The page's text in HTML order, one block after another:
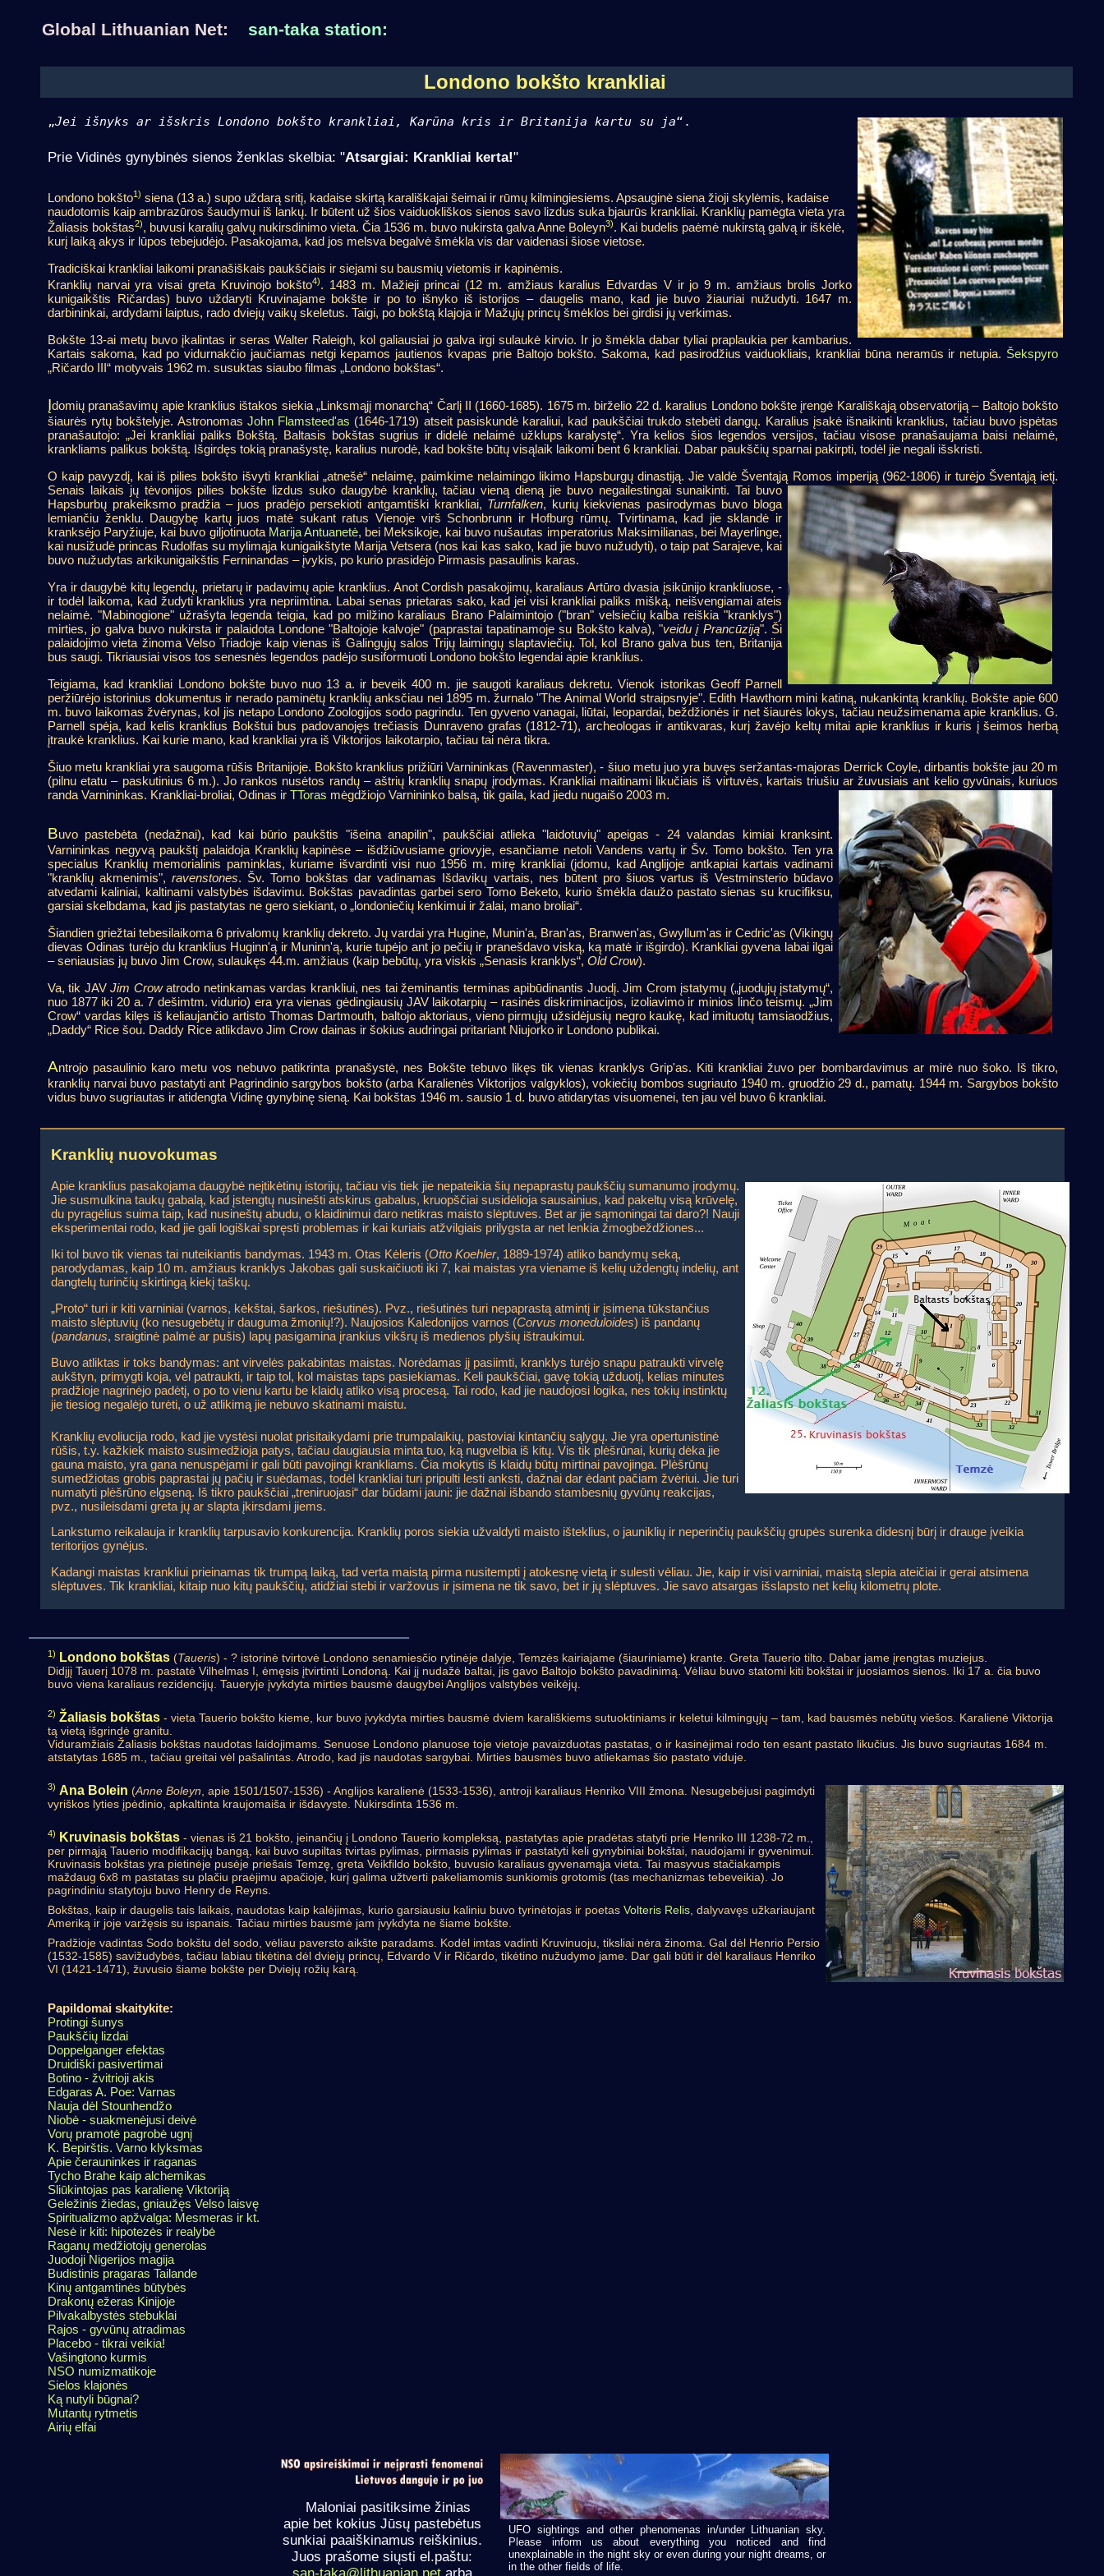
Global Lithuanian Net: san-taka station:
Londono bokšto krankliai
„Jei išnyks ar išskris Londono bokšto krankliai, Karūna kris ir Britanija kartu su ja“.
Prie Vidinės gynybinės sienos ženklas skelbia: "Atsargiai: Krankliai kerta!"
Londono bokšto1) siena (13 a.) supo uždarą sritį, kadaise skirtą karališkajai šeimai ir rūmų kilmingiesiems. Apsauginė siena žioji skylėmis, kadaise
naudotomis kaip ambrazūros šaudymui iš lankų. Ir būtent už šios vaiduokliškos sienos savo lizdus suka bjaurūs krankliai. Kranklių pamėgta vieta yra
Žaliasis bokštas2), buvusi karalių galvų nukirsdinimo vieta. Čia 1536 m. buvo nukirsta galva Anne Boleyn3). Kai budelis paėmė nukirstą galvą ir iškėlė,
kurį laiką akys ir lūpos tebejudėjo. Pasakojama, kad jos melsva begalvė šmėkla vis dar vaidenasi šiose vietose.
Tradiciškai krankliai laikomi pranašiškais paukščiais ir siejami su bausmių vietomis ir kapinėmis.
Kranklių narvai yra visai greta Kruvinojo bokšto4). 1483 m. Mažieji princai (12 m. amžiaus karalius Edvardas V ir jo 9 m. amžiaus brolis Jorko
kunigaikštis Ričardas) buvo uždaryti Kruvinajame bokšte ir po to išnyko iš istorijos – daugelis mano, kad jie buvo žiauriai nužudyti. 1647 m.
darbininkai, ardydami laiptus, rado dviejų vaikų skeletus. Taigi, po bokštą klajoja ir Mažųjų princų šmėklos bei girdisi jų verkimas.
Bokšte 13-ai metų buvo įkalintas ir seras Walter Raleigh, kol galiausiai jo galva irgi sulaukė kirvio. Ir jo šmėkla dabar tyliai praplaukia per kambarius.
Kartais sakoma, kad po vidurnakčio jaučiamas netgi kepamos jautienos kvapas prie Baltojo bokšto. Sakoma, kad pasirodžius vaiduokliais, krankliai būna neramūs ir netupia. Šekspyro
„Ričardo III“ motyvais 1962 m. susuktas siaubo filmas „Londono bokštas“.
Įdomių pranašavimų apie kranklius ištakos siekia „Linksmąjį monarchą“ Čarlį II (1660-1685). 1675 m. birželio 22 d. karalius Londono bokšte įrengė Karališkąją observatoriją – Baltojo bokšto
šiaurės rytų bokštelyje. Astronomas John Flamsteed'as (1646-1719) atseit pasiskundė karaliui, kad paukščiai trukdo stebėti dangų. Karalius įsakė išnaikinti kranklius, tačiau buvo įspėtas
pranašautojo: „Jei krankliai paliks Bokštą. Baltasis bokštas sugrius ir didelė nelaimė užklups karalystę“. Yra kelios šios legendos versijos, tačiau visose pranašaujama baisi nelaimė,
krankliams palikus bokštą. Išgirdęs tokią pranašystę, karalius nurodė, kad bokšte būtų visąlaik laikomi bent 6 krankliai. Dabar paukščių sparnai pakirpti, todėl jie negali išskristi.
O kaip pavyzdį, kai iš pilies bokšto išvyti krankliai „atnešė“ nelaimę, paimkime nelaimingo likimo Hapsburgų dinastiją. Jie valdė Šventąją Romos imperiją (962-1806) ir turėjo Šventąją ietį.
Senais laikais jų tėvonijos pilies bokšte lizdus suko daugybė kranklių, tačiau vieną dieną jie buvo negailestingai sunaikinti. Tai buvo
Hapsburbų prakeiksmo pradžia – juos pradėjo persekioti antgamtiški krankliai, Turnfalken, kurių kiekvienas pasirodymas buvo bloga
lemiančiu ženklu. Daugybę kartų juos matė sukant ratus Vienoje virš Schonbrunn ir Hofburg rūmų. Tvirtinama, kad jie sklandė ir
kranksėjo Paryžiuje, kai buvo giljotinuota Marija Antuanetė, bei Meksikoje, kai buvo nušautas imperatorius Maksimilianas, bei Mayerlinge,
kai nusižudė princas Rudolfas su mylimąja kunigaikštyte Marija Vetsera (nos kai kas sako, kad jie buvo nužudyti), o taip pat Sarajeve, kai
buvo nužudytas arkikunigaikštis Ferninandas – įvykis, po kurio prasidėjo Pirmasis pasaulinis karas.
Yra ir daugybė kitų legendų, prietarų ir padavimų apie kranklius. Anot Cordish pasakojimų, karaliaus Artūro dvasia įsikūnijo krankliuose, -
ir todėl laikoma, kad žudyti kranklius yra nepriimtina. Labai senas prietaras sako, kad jei visi krankliai paliks mišką, neišvengiamai ateis
nelaimė. "Mabinogione" užrašyta legenda teigia, kad po milžino karaliaus Brano Palaimintojo ("bran" velsiečių kalba reiškia "kranklys")
mirties, jo galva buvo nukirsta ir palaidota Londone "Baltojoje kalvoje" (paprastai tapatinamoje su Bokšto kalva), "veidu į Prancūziją". Ši
palaidojimo vieta žinoma Velso Triadoje kaip vienas iš Galingųjų salos Trijų laimingų slaptaviečių. Tol, kol Brano galva bus ten, Britanija
bus saugi. Tikriausiai visos tos senesnės legendos padėjo susiformuoti Londono bokšto legendai apie kranklius.
Teigiama, kad krankliai Londono bokšte buvo nuo 13 a. ir beveik 400 m. jie saugoti karaliaus dekretu. Vienok istorikas Geoff Parnell
peržiūrėjo istorinius dokumentus ir nerado paminėtų kranklių anksčiau nei 1895 m. žurnalo "The Animal World straipsnyje". Edith Hawthorn mini katiną, nukankintą kranklių. Bokšte apie 600
m. buvo laikomas žvėrynas, kol jis netapo Londono Zoologijos sodo pagrindu. Ten gyveno vanagai, liūtai, leopardai, beždžionės ir net šiaurės lokys, tačiau neužsimenama apie kranklius. G.
Parnell spėja, kad kelis kranklius Bokštui bus padovanojęs trečiasis Dunraveno grafas (1812-71), archeologas ir antikvaras, kurį žavėjo keltų mitai apie kranklius ir kuris į šeimos herbą
įtraukė kranklius. Kai kurie mano, kad krankliai yra iš Viktorijos laikotarpio, tačiau tai nėra tikra.
Šiuo metu krankliai yra saugoma rūšis Britanijoje. Bokšto kranklius prižiūri Varnininkas (Ravenmaster), - šiuo metu juo yra buvęs seržantas-majoras Derrick Coyle, dirbantis bokšte jau 20 m
(pilnu etatu – paskutinius 6 m.). Jo rankos nusėtos randų – aštrių kranklių snapų įrodymas. Krankliai maitinami likučiais iš virtuvės, kartais triušiu ar žuvusiais ant kelio gyvūnais, kuriuos
randa Varnininkas. Krankliai-broliai, Odinas ir TToras mėgdžiojo Varnininko balsą, tik gaila, kad jiedu nugaišo 2003 m.
Buvo pastebėta (nedažnai), kad kai būrio paukštis "išeina anapilin", paukščiai atlieka "laidotuvių" apeigas - 24 valandas kimiai kranksint.
Varnininkas negyvą paukštį palaidoja Kranklių kapinėse – išdžiūvusiame griovyje, esančiame netoli Vandens vartų ir Šv. Tomo bokšto. Ten yra
specialus Kranklių memorialinis paminklas, kuriame išvardinti visi nuo 1956 m. mirę krankliai (įdomu, kad Anglijoje antkapiai kartais vadinami
"kranklių akmenimis",ravenstones. Šv. Tomo bokštas dar vadinamas Išdavikų vartais, nes būtent pro šiuos vartus iš Vestminsterio būdavo
atvedami kaliniai, kaltinami valstybės išdavimu. Bokštas pavadintas garbei sero Tomo Beketo, kurio šmėkla daužo pastato sienas su krucifiksu,
garsiai skelbdama, kad jis pastatytas ne gero siekiant, o „londoniečių kenkimui ir žalai, mano broliai“.
Šiandien griežtai tebesilaikoma 6 privalomų kranklių dekreto. Jų vardai yra Hugine, Munin'a, Bran'as, Branwen'as, Gwyllum'as ir Cedric'as (Vikingų
dievas Odinas turėjo du kranklius Huginn'ą ir Muninn'ą, kurie tupėjo ant jo pečių ir pranešdavo viską, ką matė ir išgirdo). Krankliai gyvena labai ilgai
– seniausias jų buvo Jim Crow, sulaukęs 44.m. amžiaus (kaip bebūtų, yra viskis „Senasis kranklys“, Old Crow).
Va, tik JAVJim Crowatrodo netinkamas vardas krankliui, nes tai žeminantis terminas apibūdinantis Juodį. Jim Crom įstatymų („juodųjų įstatymų“,
nuo 1877 iki 20 a. 7 dešimtm. vidurio) era yra vienas gėdingiausių JAV laikotarpių – rasinės diskriminacijos, izoliavimo ir minios linčo teismų. „Jim
Crow“ vardas kilęs iš keliaujančio artisto Thomas Dartmouth, baltojo aktoriaus, vieno pirmųjų užsidėjusių negro kaukę, kad imituotų tamsiaodžius,
„Daddy“ Rice šou. Daddy Rice atlikdavo Jim Crow dainas ir šokius audringai pritariant Niujorko ir Londono publikai.
Antrojo pasaulinio karo metu vos nebuvo patikrinta pranašystė, nes Bokšte tebuvo likęs tik vienas kranklys Grip'as. Kiti krankliai žuvo per bombardavimus ar mirė nuo šoko. Iš tikro,
kranklių narvai buvo pastatyti ant Pagrindinio sargybos bokšto (arba Karalienės Viktorijos valgyklos), vokiečių bombos sugriauto 1940 m. gruodžio 29 d., pamatų. 1944 m. Sargybos bokšto
vidus buvo sugriautas ir atidengta Vidinę gynybinę sieną. Kai bokštas 1946 m. sausio 1 d. buvo atidarytas visuomenei, ten jau vėl buvo 6 krankliai.
Kranklių nuovokumas
Apie kranklius pasakojama daugybė neįtikėtinų istorijų, tačiau vis tiek jie nepateikia šių nepaprastų paukščių sumanumo įrodymų.
Jie susmulkina taukų gabalą, kad įstengtų nusinešti atskirus gabalus, kruopščiai susidėlioja sausainius, kad pakeltų visą krūvelę,
du pyragėlius suima taip, kad nusineštų abudu, o klaidinimui daro netikras maisto slėptuves. Bet ar jie sąmoningai tai daro?! Nauji
eksperimentai rodo, kad jie gali logiškai spręsti problemas ir kai kuriais atžvilgiais prilygsta ar net lenkia žmogbeždžiones...
Iki tol buvo tik vienas tai nuteikiantis bandymas. 1943 m. Otas Kėleris (Otto Koehler, 1889-1974) atliko bandymų seką,
parodydamas, kaip 10 m. amžiaus kranklys Jakobas gali suskaičiuoti iki 7, kai maistas yra viename iš kelių uždengtų indelių, ant
dangtelų turinčių skirtingą kiekį taškų.
„Proto“ turi ir kiti varniniai (varnos, kėkštai, šarkos, riešutinės). Pvz., riešutinės turi nepaprastą atmintį ir įsimena tūkstančius
maisto slėptuvių (ko nesugebėtų ir dauguma žmonių!?). Naujosios Kaledonijos varnos (Corvus moneduloides) iš pandanų
(pandanus, sraigtinė palmė ar pušis) lapų pasigamina įrankius vikšrų iš medienos plyšių ištraukimui.
Buvo atliktas ir toks bandymas: ant virvelės pakabintas maistas. Norėdamas jį pasiimti, kranklys turėjo snapu patraukti virvelę
aukštyn, primygti koja, vėl patraukti, ir taip tol, kol maistas taps pasiekiamas. Keli paukščiai, gavę tokią užduotį, kelias minutes
pradžioje nagrinėjo padėtį, o po to vienu kartu be klaidų atliko visą procesą. Tai rodo, kad jie naudojosi logika, nes tokių instinktų
jie tiesiog negalėjo turėti, o už atlikimą jie nebuvo skatinami maistu.
Kranklių evoliucija rodo, kad jie vystėsi nuolat prisitaikydami prie trumpalaikių, pastoviai kintančių sąlygų. Jie yra opertunistinė
rūšis, t.y. kažkiek maisto susimedžioja patys, tačiau daugiausia minta tuo, ką nugvelbia iš kitų. Vis tik plėšrūnai, kurių dėka jie
gauna maisto, yra gana nenuspėjami ir gali būti pavojingi krankliams. Čia mokytis iš klaidų būtų mirtinai pavojinga. Plėšrūnų
sumedžiotas grobis paprastai jų pačių ir suėdamas, todėl krankliai turi pripulti lesti anksti, dažnai dar ėdant pačiam žvėriui. Jie turi
numatyti plėšrūno elgseną. Iš tikro paukščiai „treniruojasi“ dar būdami jauni: jie dažnai išbando stambesnių gyvūnų reakcijas,
pvz., nusileisdami greta jų ar slapta įkirsdami jiems.
Lankstumo reikalauja ir kranklių tarpusavio konkurencija. Kranklių poros siekia užvaldyti maisto išteklius, o jauniklių ir neperinčių paukščių grupės surenka didesnį būrį ir drauge įveikia
teritorijos gynėjus.
Kadangi maistas krankliui prieinamas tik trumpą laiką, tad verta maistą pirma nusitempti į atokesnę vietą ir sulesti vėliau. Jie, kaip ir visi varniniai, maistą slepia ateičiai ir gerai atsimena
slėptuves. Tik krankliai, kitaip nuo kitų paukščių, atidžiai stebi ir varžovus ir įsimena ne tik savo, bet ir jų slėptuves. Jie savo atsargas išslapsto net kelių kilometrų plote.
1) Londono bokštas (Taueris) - ? istorinė tvirtovė Londono senamiesčio rytinėje dalyje, Temzės kairiajame (šiauriniame) krante. Greta Tauerio tilto. Dabar jame įrengtas muziejus.
Didįjį Tauerį 1078 m. pastatė Vilhelmas I, ėmęsis įtvirtinti Londoną. Kai jį nudažė baltai, jis gavo Baltojo bokšto pavadinimą. Vėliau buvo statomi kiti bokštai ir juosiamos sienos. Iki 17 a. čia buvo
buvo viena karaliaus rezidencijų. Taueryje įvykdyta mirties bausmė daugybei Anglijos valstybės veikėjų.
2) Žaliasis bokštas - vieta Tauerio bokšto kieme, kur buvo įvykdyta mirties bausmė dviem karališkiems sutuoktiniams ir keletui kilmingųjų – tam, kad bausmės nebūtų viešos. Karalienė Viktorija
tą vietą išgrindė granitu.
Viduramžiais Žaliasis bokštas naudotas laidojimams. Senuose Londono planuose toje vietoje pavaizduotas pastatas, o ir kasinėjimai rodo ten esant pastato likučius. Jis buvo sugriautas 1684 m.
atstatytas 1685 m., tačiau greitai vėl pašalintas. Atrodo, kad jis naudotas sargybai. Mirties bausmės buvo atliekamas šio pastato viduje.
3) Ana Bolein (Anne Boleyn , apie 1501/1507-1536) - Anglijos karalienė (1533-1536), antroji karaliaus Henriko VIII žmona. Nesugebėjusi pagimdyti
vyriškos lyties įpėdinio, apkaltinta kraujomaiša ir išdavyste. Nukirsdinta 1536 m.
4) Kruvinasis bokštas - vienas iš 21 bokšto, įeinančių į Londono Tauerio kompleksą, pastatytas apie pradėtas statyti prie Henriko III 1238-72 m.,
per pirmąją Tauerio modifikacijų bangą, kai buvo supiltas tvirtas pylimas, pirmasis pylimas ir pastatyti keli gynybiniai bokštai, naudojami ir gyvenimui.
Kruvinasis bokštas yra pietinėje pusėje priešais Temzę, greta Veikfildo bokšto, buvusio karaliaus gyvenamąja vieta. Tai masyvus stačiakampis
maždaug 6x8 m pastatas su plačiu praėjimu apačioje, kurį galima užtverti pakeliamomis sunkiomis grotomis (tas mechanizmas tebeveikia). Jo
pagrindiniu statytoju buvo Henry de Reyns.
Bokštas, kaip ir daugelis tais laikais, naudotas kaip kalėjimas, kurio garsiausiu kaliniu buvo tyrinėtojas ir poetas Volteris Relis, dalyvavęs užkariaujant
Ameriką ir joje varžęsis su ispanais. Tačiau mirties bausmė jam įvykdyta ne šiame bokšte.
Pradžioje vadintas Sodo bokštu dėl sodo, vėliau paversto aikšte paradams. Kodėl imtas vadinti Kruvinuoju, tiksliai nėra žinoma. Gal dėl Henrio Persio
(1532-1585) savižudybės, tačiau labiau tikėtina dėl dviejų princų, Edvardo V ir Ričardo, tikėtino nužudymo jame. Dar gali būti ir dėl karaliaus Henriko
VI (1421-1471), žuvusio šiame bokšte per Dviejų rožių karą.
Papildomai skaitykite:
Protingi šunys
Paukščių lizdai
Doppelganger efektas
Druidiški pasivertimai
Botino - žvitrioji akis
Edgaras A. Poe: Varnas
Nauja dėl Stounhendžo
Niobė - suakmenėjusi deivė
Vorų pramotė pagrobė ugnį
K. Bepirštis. Varno klyksmas
Apie čerauninkes ir raganas
Tycho Brahe kaip alchemikas
Sliūkintojas pas karalienę Viktoriją
Geležinis žiedas, gniaužęs Velso laisvę
Spiritualizmo apžvalga: Mesmeras ir kt.
Nesė ir kiti: hipotezės ir realybė
Raganų medžiotojų generolas
Juodoji Nigerijos magija
Budistinis pragaras Tailande
Kinų antgamtinės būtybės
Drakonų ežeras Kinijoje
Pilvakalbystės stebuklai
Rajos - gyvūnų atradimas
Placebo - tikrai veikia!
Vašingtono kurmis
NSO numizmatikoje
Sielos klajonės
Ką nutyli būgnai?
Mutantų rytmetis
Airių elfai
Maloniai pasitiksime žinias
apie bet kokius Jūsų pastebėtus
sunkiai paaiškinamus reiškinius.
Juos prašome siųsti el.paštu:
UFO sightings and other phenomenas in/under Lithuanian sky.
Please inform us about everything you noticed and find
unexplainable in the night sky or even during your night dreams, or
in the other fields of life.